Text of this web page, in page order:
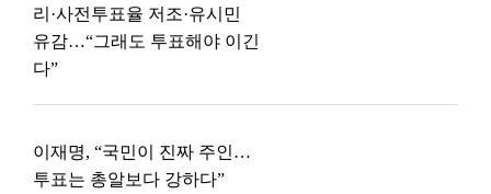
리·사전투표율 저조·유시민
유감…“그래도 투표해야 이긴
다”
이재명, “국민이 진짜 주인…
투표는 총알보다 강하다”